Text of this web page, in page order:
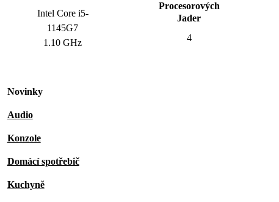
Intel Core i5-
1145G7
1.10 GHz
Procesorových
Jader
4
Novinky
Audio
Konzole
Domácí spotřebič
Kuchyně